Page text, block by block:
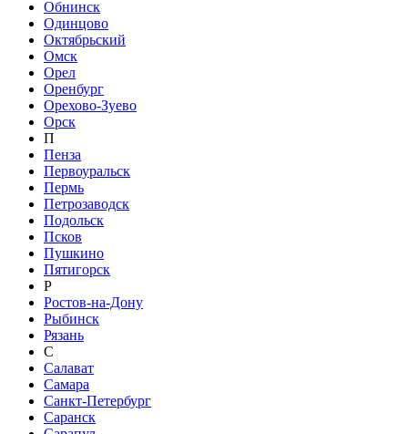
Обнинск
Одинцово
Октябрьский
Омск
Орел
Оренбург
Орехово-Зуево
Орск
П
Пенза
Первоуральск
Пермь
Петрозаводск
Подольск
Псков
Пушкино
Пятигорск
Р
Ростов-на-Дону
Рыбинск
Рязань
С
Салават
Самара
Санкт-Петербург
Саранск